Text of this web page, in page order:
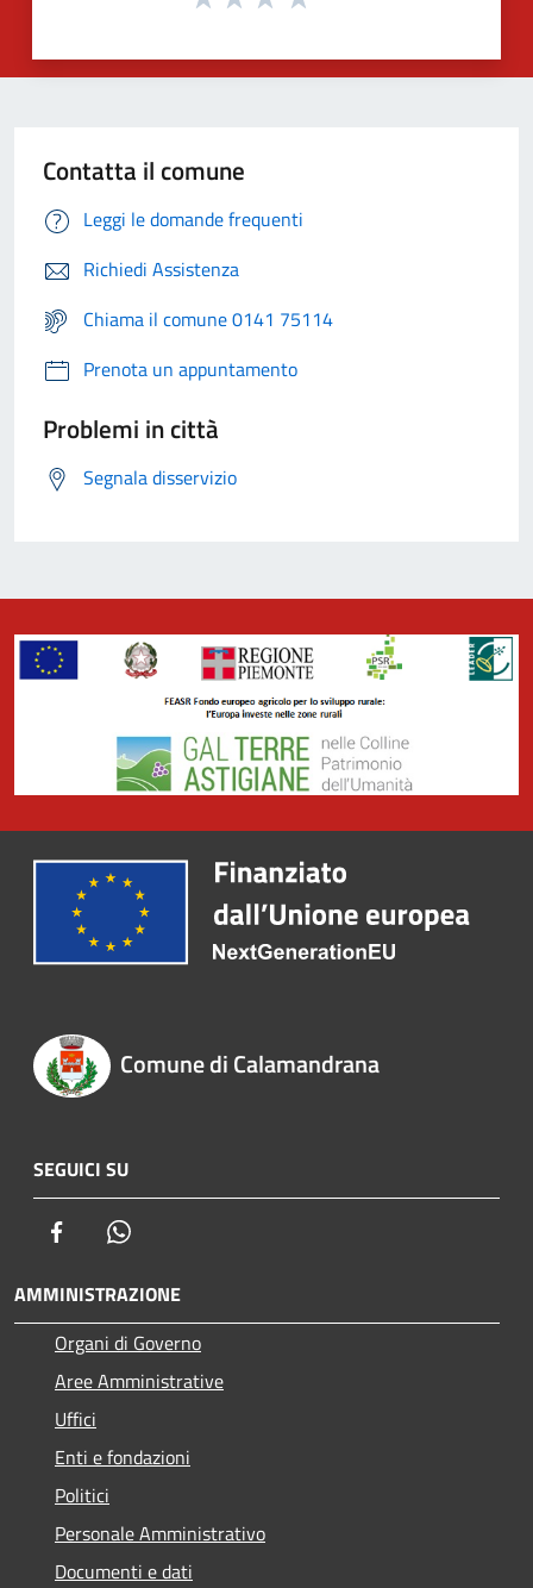
Contatta il comune
Leggi le domande frequenti
Richiedi Assistenza
Chiama il comune 0141 75114
Prenota un appuntamento
Problemi in città
Segnala disservizio
Comune di Calamandrana
SEGUICI SU
Facebook
AMMINISTRAZIONE
Organi di Governo
Aree Amministrative
Uffici
Enti e fondazioni
Politici
Personale Amministrativo
Documenti e dati